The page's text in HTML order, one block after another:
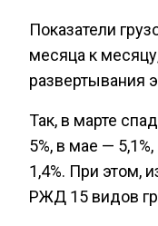
Показатели
месяца к
развертывания
Так, в марте
5%, в мае —
1,4%. При этом,
РЖД 15 видов